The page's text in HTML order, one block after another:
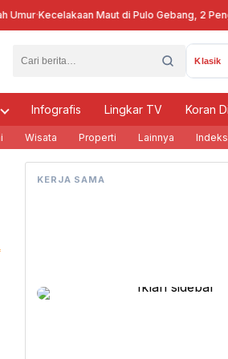
·Kecelakaan Maut di Pulo Gebang, 2
Klasik
Infografis Lingkar TV Koran
Wisata Properti Lainnya Indeks
KERJA SAMA